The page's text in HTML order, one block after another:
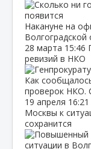
Накануне на
28 марта 15:46
ревизий в НКО
Как
проверок НКО.
19 апреля 16:21
Москвы к
сохранится